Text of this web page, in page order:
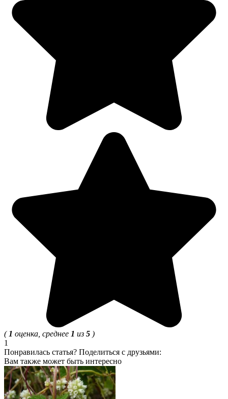
( 1 оценка, среднее 1 из 5 )
1
Понравилась статья? Поделиться с друзьями:
Вам также может быть интересно